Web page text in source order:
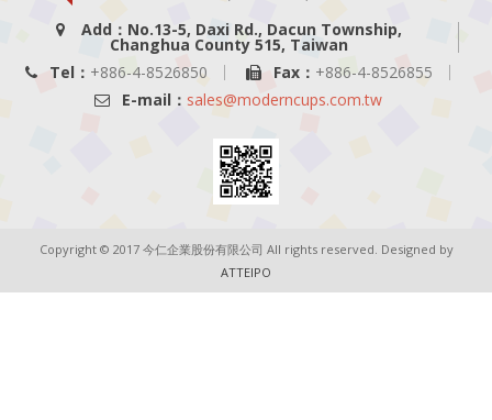
Add：No.13-5, Daxi Rd., Dacun Township,
Changhua County 515, Taiwan
Tel： +886-4-8526850 Fax： +886-4-8526855
E-mail： sales@moderncups.com.tw
Copyright © 2017 今仁企業股份有限公司 All rights reserved. Designed by
ATTEIPO